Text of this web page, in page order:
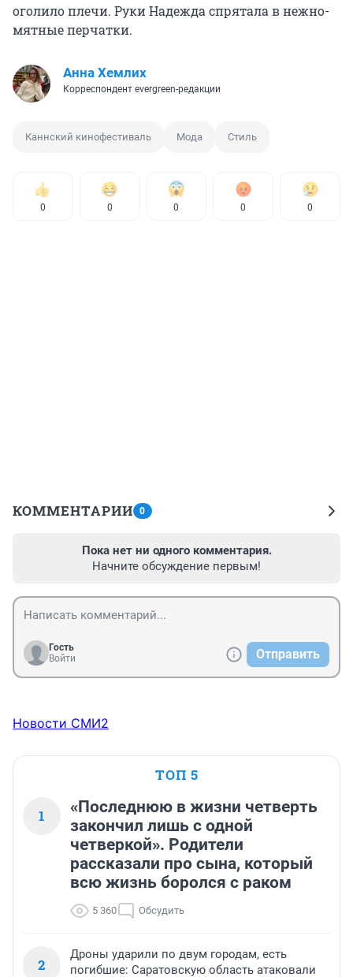
оголило плечи. Руки Надежда спрятала в нежно-
мятные перчатки.
Анна Хемлих
Корреспондент evergreen-редакции
Каннский кинофестиваль Мода Стиль
0 0 0 0 0
КОММЕНТАРИИ 0
Пока нет ни одного комментария.
Начните обсуждение первым!
Гость
Войти
Отправить
Новости СМИ2
ТОП 5
1
«Последнюю в жизни четверть
закончил лишь с одной
четверкой». Родители
рассказали про сына, который
всю жизнь боролся с раком
5 360 Обсудить
2
Дроны ударили по двум городам, есть
погибшие: Саратовскую область атаковали